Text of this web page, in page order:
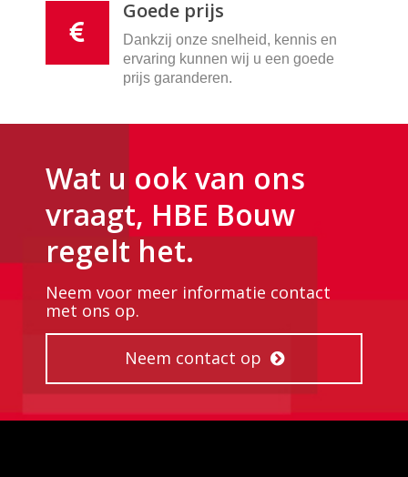
Goede prijs
Dankzij onze snelheid, kennis en
ervaring kunnen wij u een goede
prijs garanderen.
Wat u ook van ons
vraagt, HBE Bouw
regelt het.
Neem voor meer informatie contact
met ons op.
Neem contact op